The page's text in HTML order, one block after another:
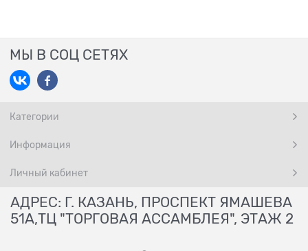
МЫ В СОЦ СЕТЯХ
Категории
Информация
Личный кабинет
АДРЕС: Г. КАЗАНЬ, ПРОСПЕКТ ЯМАШЕВА
51А,ТЦ "ТОРГОВАЯ АССАМБЛЕЯ", ЭТАЖ 2